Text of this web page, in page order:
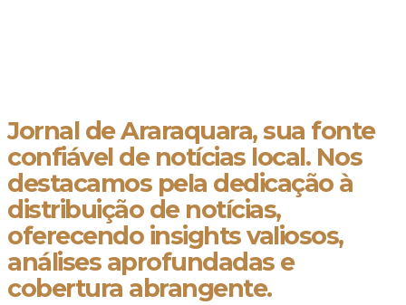
Jornal de Araraquara, sua fonte
confiável de notícias local. Nos
destacamos pela dedicação à
distribuição de notícias,
oferecendo insights valiosos,
análises aprofundadas e
cobertura abrangente.